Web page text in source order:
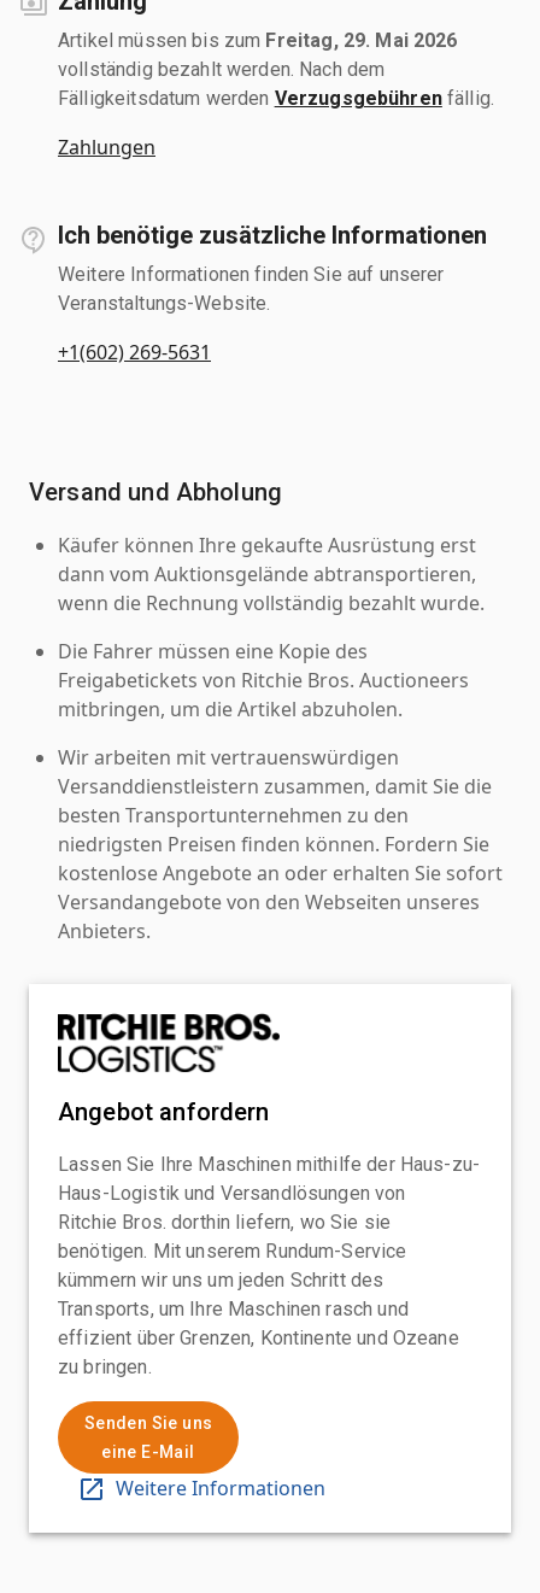
Artikel müssen bis zum Freitag, 29. Mai 2026
vollständig bezahlt werden. Nach dem
Fälligkeitsdatum werden Verzugsgebührenfällig.
Zahlungen
Ich benötige zusätzliche Informationen
Weitere Informationen finden Sie auf unserer
Veranstaltungs-Website.
+1(602) 269-5631
Versand und Abholung
Käufer können Ihre gekaufte Ausrüstung erst
dann vom Auktionsgelände abtransportieren,
wenn die Rechnung vollständig bezahlt wurde.
Die Fahrer müssen eine Kopie des
Freigabetickets von Ritchie Bros. Auctioneers
mitbringen, um die Artikel abzuholen.
Wir arbeiten mit vertrauenswürdigen
Versanddienstleistern zusammen, damit Sie die
besten Transportunternehmen zu den
niedrigsten Preisen finden können. Fordern Sie
kostenlose Angebote an oder erhalten Sie sofort
Versandangebote von den Webseiten unseres
Anbieters.
Angebot anfordern
Lassen Sie Ihre Maschinen mithilfe der Haus-zu-
Haus-Logistik und Versandlösungen von
Ritchie Bros. dorthin liefern, wo Sie sie
benötigen. Mit unserem Rundum-Service
kümmern wir uns um jeden Schritt des
Transports, um Ihre Maschinen rasch und
effizient über Grenzen, Kontinente und Ozeane
zu bringen.
Senden Sie uns
eine E-Mail
Weitere Informationen